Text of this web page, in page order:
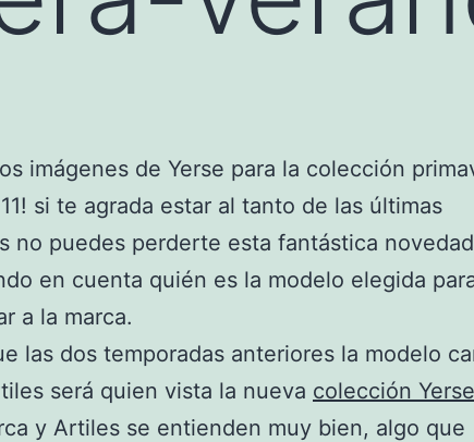
imágenes de Yerse para la colección
si te agrada estar al tanto de las últimas
no puedes perderte esta fantástica
en cuenta quién es la modelo elegida
a la marca.
las dos temporadas anteriores la modelo
será quien vista la nueva colección Yerse
y Artiles se entienden muy bien, algo que